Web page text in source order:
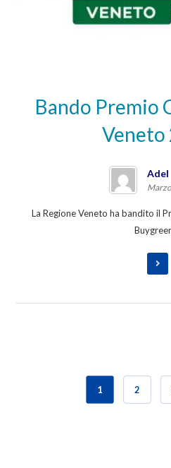
Bando Premio
Veneto
Adel
La Regione Veneto ha bandito il
1 2